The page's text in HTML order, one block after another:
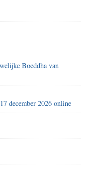
Boeddha van
december 2026 online